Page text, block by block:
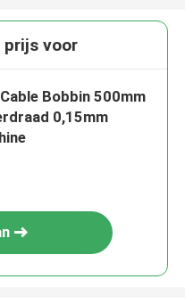
prijs voor
Bobbin 500mm
0,15mm